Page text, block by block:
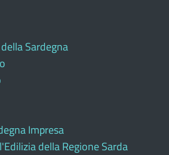
Sardegna
Impresa
della Regione Sarda